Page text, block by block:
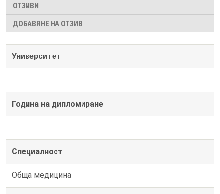
ОТЗИВИ
ДОБАВЯНЕ НА ОТЗИВ
Университет
Година на дипломиране
Специалност
Обща медицина